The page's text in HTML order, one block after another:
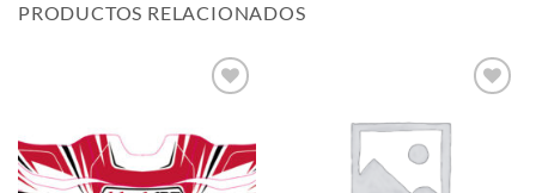
PRODUCTOS RELACIONADOS